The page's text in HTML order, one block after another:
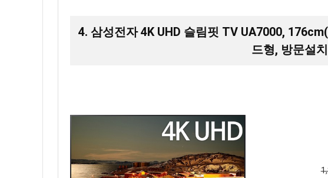
4. 삼성전자 4K UHD 슬림핏 TV UA7000,
드형, 방문설치